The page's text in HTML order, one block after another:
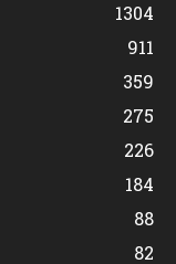
1304
911
359
275
226
184
88
82